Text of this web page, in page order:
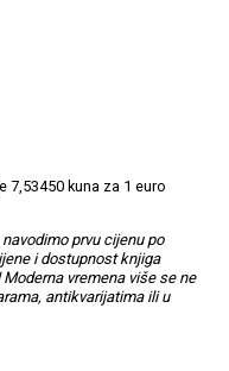
7,53450 kuna za 1 euro
prvu cijenu po
i dostupnost knjiga
vremena više se ne
antikvarijatima ili u